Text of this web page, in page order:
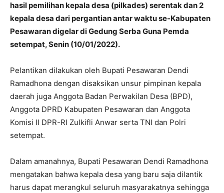
hasil pemilihan kepala desa (pilkades) serentak dan 2
kepala desa dari pergantian antar waktu se-Kabupaten
Pesawaran digelar di Gedung Serba Guna Pemda
setempat, Senin (10/01/2022).
Pelantikan dilakukan oleh Bupati Pesawaran Dendi
Ramadhona dengan disaksikan unsur pimpinan kepala
daerah juga Anggota Badan Perwakilan Desa (BPD),
Anggota DPRD Kabupaten Pesawaran dan Anggota
Komisi II DPR-RI Zulkifli Anwar serta TNI dan Polri
setempat.
Dalam amanahnya, Bupati Pesawaran Dendi Ramadhona
mengatakan bahwa kepala desa yang baru saja dilantik
harus dapat merangkul seluruh masyarakatnya sehingga